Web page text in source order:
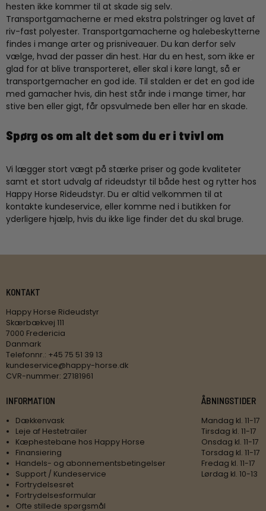
hesten ikke kommer til at skade sig selv.
Transportgamacherne er med ekstra polstringer og lavet af
riv-fast polyester. Transportgamacherne og halebeskytterne
findes i mange arter og prisniveauer. Du kan derfor selv
vælge, hvad der passer din hest. Har du en hest, som ikke er
glad for at blive transporteret, eller skal i køre langt, så er
transportgemacher en god ide. Til stalden er det en god ide
med gamacher hvis, din hest står inde i mange timer, har
stive ben eller gigt, får opsvulmede ben eller har en skade.
Spørg os om alt det som du er i tvivl om
Vi lægger stort vægt på stærke priser og gode kvaliteter
samt et stort udvalg af rideudstyr til både hest og rytter hos
Happy Horse Rideudstyr. Du er altid velkommen til at
kontakte kundeservice, eller komme ned i butikken for
yderligere hjælp, hvis du ikke lige finder det du skal bruge.
KONTAKT
Happy Horse Rideudstyr
Skærbækvej 111
7000 Fredericia
Danmark
Telefonnr.: +45 75 51 39 13
kundeservice@happy-horse.dk
CVR-nummer: 27181961
INFORMATION
Dækkenvask
Leje af Hestetrailer
Kæphestebane hos Happy Horse
Finansiering
Handels- og abonnementsbetingelser
Support / Kundeservice
Fortrydelsesret
Fortrydelsesformular
Ofte stillede spørgsmål
ÅBNINGSTIDER
Mandag kl. 11-17
Tirsdag kl. 11-17
Onsdag kl. 11-17
Torsdag kl. 11-17
Fredag kl. 11-17
Lørdag kl. 10-13